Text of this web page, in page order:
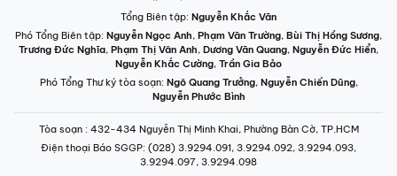
Tổng Biên tập: Nguyễn Khắc Văn
Phó Tổng Biên tập: Nguyễn Ngọc Anh, Phạm Văn Trường, Bùi Thị Hồng Sương,
Trương Đức Nghĩa, Phạm Thị Vân Anh, Dương Văn Quang, Nguyễn Đức Hiển,
Nguyễn Khắc Cường, Trần Gia Bảo
Phó Tổng Thư ký tòa soạn: Ngô Quang Trưởng, Nguyễn Chiến Dũng,
Nguyễn Phước Bình
Tòa soạn : 432-434 Nguyễn Thị Minh Khai, Phường Bàn Cờ, TP.HCM
Điện thoại Báo SGGP: (028) 3.9294.091, 3.9294.092, 3.9294.093,
3.9294.097, 3.9294.098